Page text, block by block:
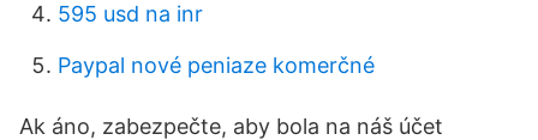
595 usd na inr
Paypal nové peniaze komerčné
Ak áno, zabezpečte, aby bola na náš účet